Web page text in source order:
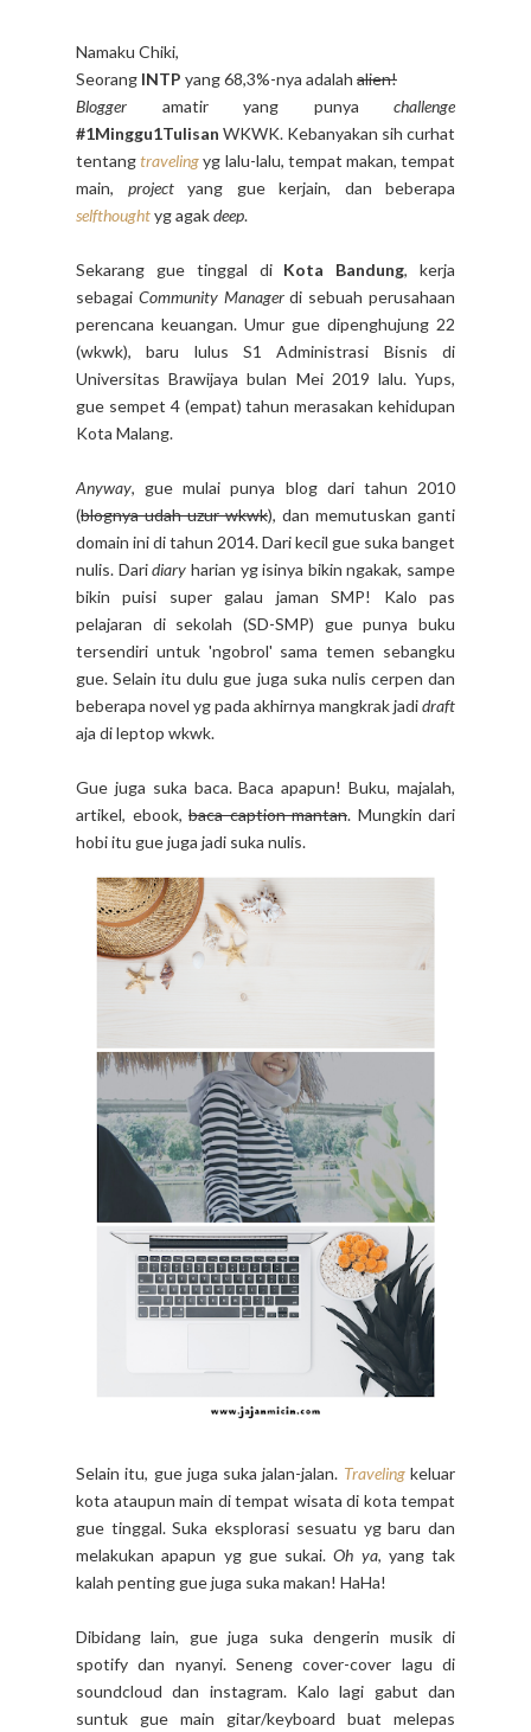
Namaku Chiki,
Seorang INTP yang 68,3%-nya adalah alien!
Blogger amatir yang punya challenge
#1Minggu1Tulisan WKWK. Kebanyakan sih curhat
tentangtravelingyg lalu-lalu, tempat makan, tempat
main, projectyang gue kerjain, dan beberapa
selfthoughtyg agakdeep.
Sekarang gue tinggal di Kota Bandung, kerja
sebagai Community Managerdi sebuah perusahaan
perencana keuangan. Umur gue dipenghujung 22
(wkwk), baru lulus S1 Administrasi Bisnis di
Universitas Brawijaya bulan Mei 2019 lalu. Yups,
gue sempet 4 (empat) tahun merasakan kehidupan
Kota Malang.
Anyway, gue mulai punya blog dari tahun 2010
(blognya udah uzur wkwk), dan memutuskan ganti
domain ini di tahun 2014. Dari kecil gue suka banget
nulis. Daridiary harian yg isinya bikin ngakak, sampe
bikin puisi super galau jaman SMP! Kalo pas
pelajaran di sekolah (SD-SMP) gue punya buku
tersendiri untuk 'ngobrol' sama temen sebangku
gue. Selain itu dulu gue juga suka nulis cerpen dan
beberapa novel yg pada akhirnya mangkrak jadidraft
aja di leptop wkwk.
Gue juga suka baca. Baca apapun! Buku, majalah,
artikel, ebook, baca caption mantan. Mungkin dari
hobi itu gue juga jadi suka nulis.
Selain itu, gue juga suka jalan-jalan. Travelingkeluar
kota ataupun main di tempat wisata di kota tempat
gue tinggal. Suka eksplorasi sesuatu yg baru dan
melakukan apapun yg gue sukai.Oh ya, yang tak
kalah penting gue juga suka makan! HaHa!
Dibidang lain, gue juga suka dengerin musik di
spotify dan nyanyi. Seneng cover-cover lagu di
soundcloud dan instagram. Kalo lagi gabut dan
suntuk gue main gitar/keyboard buat melepas